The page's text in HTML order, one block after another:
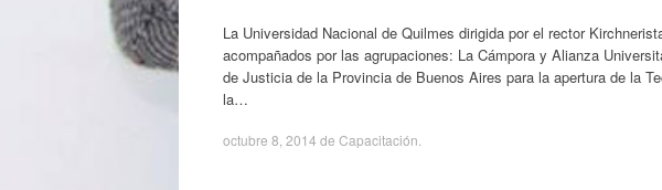
La Universidad Nacional de Quilmes dirigida por el rector
acompañados por las agrupaciones: La Cámpora y Alianza
de Justicia de la Provincia de Buenos Aires para la apertura de la
la…
octubre 8, 2014 de Capacitación